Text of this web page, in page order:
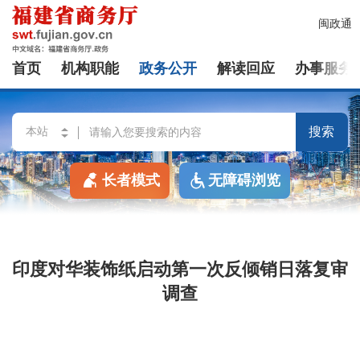
闽政通
首页 机构职能 政务公开 解读回应 办事服务
搜索
长者模式 无障碍浏览
印度对华装饰纸启动第一次反倾销日落复审
调查